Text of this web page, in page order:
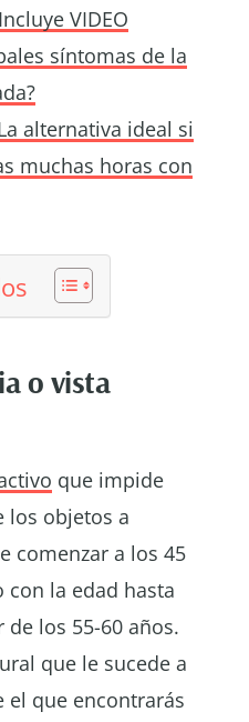
VIDEO
síntomas de la
alternativa ideal si
muchas horas con
o vista
que impide
los objetos a
comenzar a los 45
con la edad hasta
los 55-60 años.
que le sucede a
que encontrarás